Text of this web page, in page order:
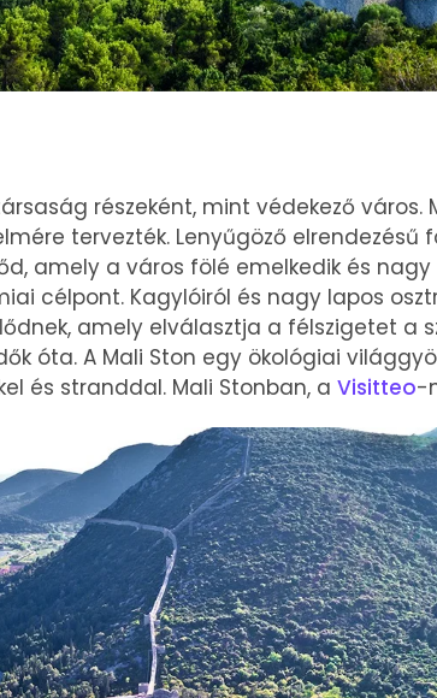
részeként, mint védekező város.
tervezték. Lenyűgöző elrendezésű
amely a város fölé emelkedik és
célpont. Kagylóiról és nagy lapos
amely elválasztja a félszigetet a
óta. A Mali Ston egy ökológiai
és stranddal. Mali Stonban, a Visitteo-